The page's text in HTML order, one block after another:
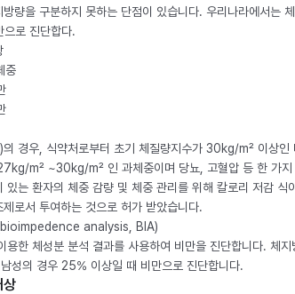
량을 구분하지 못하는 단점이 있습니다. 우리나라에서는
로 진단합다.
중
의 경우, 식약처로부터 초기 체질량지수가 30kg/m² 이상인
m² ~30kg/m² 인 과체중이며 당뇨, 고혈압 등 한 가지
있는 환자의 체중 감량 및 체중 관리를 위해 칼로리 저감 식
로서 투여하는 것으로 허가 받았습니다.
analysis, BIA)
용한 체성분 분석 결과를 사용하여 비만을 진단합니다. 체지
성의 경우 25% 이상일 때 비만으로 진단합니다.
상